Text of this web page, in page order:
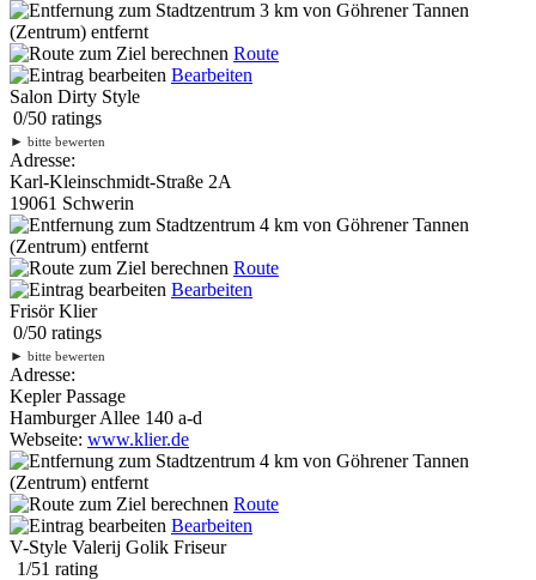
3 km von Göhrener Tannen
(Zentrum) entfernt
Route
Bearbeiten
Salon Dirty Style
0/50 ratings
► bitte bewerten
Adresse:
Karl-Kleinschmidt-Straße 2A
19061 Schwerin
4 km von Göhrener Tannen
(Zentrum) entfernt
Route
Bearbeiten
Frisör Klier
0/50 ratings
► bitte bewerten
Adresse:
Kepler Passage
Hamburger Allee 140 a-d
Webseite: www.klier.de
4 km von Göhrener Tannen
(Zentrum) entfernt
Route
Bearbeiten
V-Style Valerij Golik Friseur
1/51 rating